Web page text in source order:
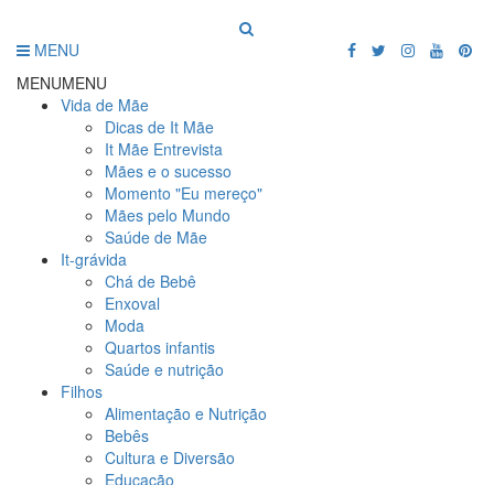
MENU
MENUMENU
Vida de Mãe
Dicas de It Mãe
It Mãe Entrevista
Mães e o sucesso
Momento "Eu mereço"
Mães pelo Mundo
Saúde de Mãe
It-grávida
Chá de Bebê
Enxoval
Moda
Quartos infantis
Saúde e nutrição
Filhos
Alimentação e Nutrição
Bebês
Cultura e Diversão
Educação